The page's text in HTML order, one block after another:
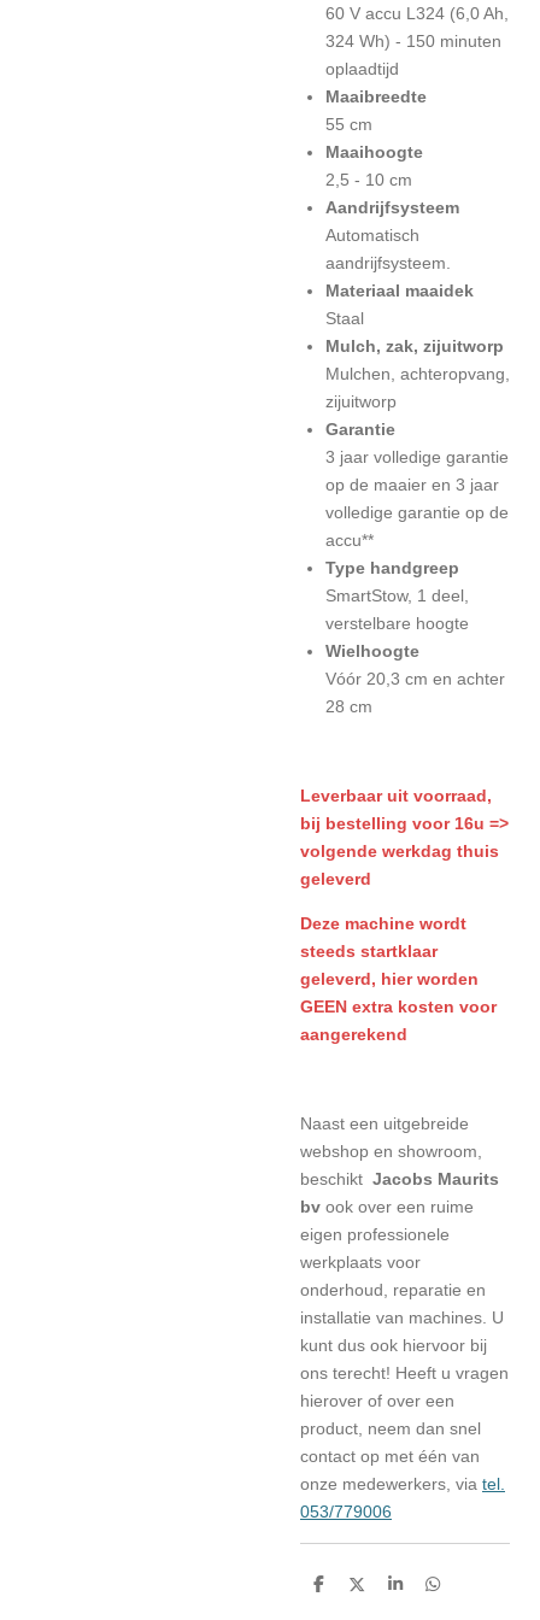
60 V accu L324 (6,0 Ah,
324 Wh) - 150 minuten
oplaadtijd
Maaibreedte
55 cm
Maaihoogte
2,5 - 10 cm
Aandrijfsysteem
Automatisch
aandrijfsysteem.
Materiaal maaidek
Staal
Mulch, zak, zijuitworp
Mulchen, achteropvang,
zijuitworp
Garantie
3 jaar volledige garantie
op de maaier en 3 jaar
volledige garantie op de
accu**
Type handgreep
SmartStow, 1 deel,
verstelbare hoogte
Wielhoogte
Vóór 20,3 cm en achter
28 cm
Leverbaar uit voorraad,
bij bestelling voor 16u =>
volgende werkdag thuis
geleverd
Deze machine wordt
steeds startklaar
geleverd, hier worden
GEEN extra kosten voor
aangerekend
Naast een uitgebreide
webshop en showroom,
beschikt Jacobs Maurits
bv ook over een ruime
eigen professionele
werkplaats voor
onderhoud, reparatie en
installatie van machines. U
kunt dus ook hiervoor bij
ons terecht! Heeft u vragen
hierover of over een
product, neem dan snel
contact op met één van
onze medewerkers, via tel.
053/779006
D
D
S
D